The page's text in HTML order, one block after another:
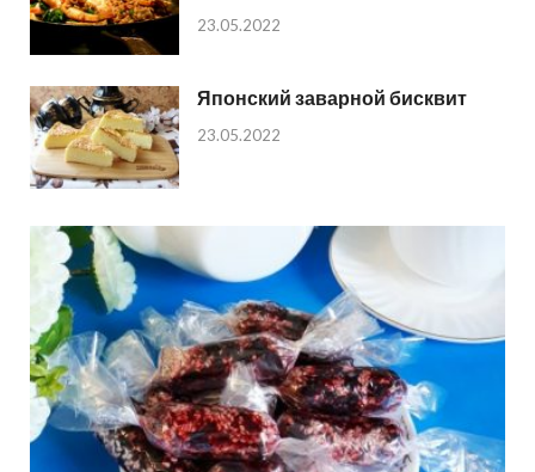
23.05.2022
Японский заварной бисквит
23.05.2022